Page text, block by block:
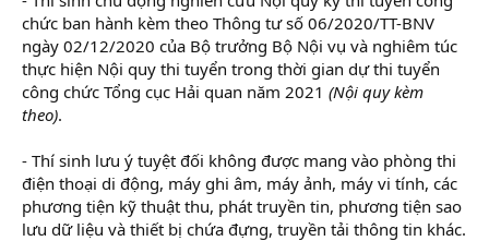
chức ban hành kèm theo Thông tư số 06/2020/TT-BNV
ngày 02/12/2020 của Bộ trưởng Bộ Nội vụ và nghiêm túc
thực hiện Nội quy thi tuyển trong thời gian dự thi tuyển
công chức Tổng cục Hải quan năm 2021 (Nội quy kèm
theo).
- Thí sinh lưu ý tuyệt đối không được mang vào phòng thi
điện thoại di động, máy ghi âm, máy ảnh, máy vi tính, các
phương tiện kỹ thuật thu, phát truyền tin, phương tiện sao
lưu dữ liệu và thiết bị chứa đựng, truyền tải thông tin khác.